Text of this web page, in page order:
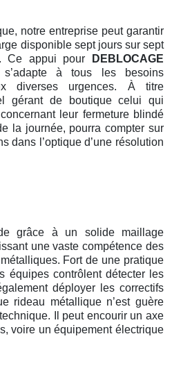
notre entreprise peut garantir
disponible sept jours sur sept
Ce appui pour
DEBLOCAGE
s’adapte à tous les besoins
diverses urgences. À titre
gérant de boutique celui qui
leur fermeture blindé
la journée, pourra compter sur
dans l’optique d’une résolution
grâce à un solide maillage
une vaste compétence des
Fort de une pratique
équipes contrôlent détecter les
déployer les correctifs
rideau métallique n’est guère
Il peut encourir un axe
voire un équipement électrique